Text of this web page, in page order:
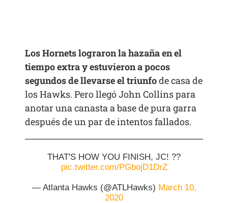
Los Hornets lograron la hazaña en el
tiempo extra y estuvieron a pocos
segundos de llevarse el triunfode casa de
los Hawks. Pero llegó John Collins para
anotar una canasta a base de pura garra
después de un par de intentos fallados.
THAT'S HOW YOU FINISH, JC! ??
pic.twitter.com/PGbojD1DrZ
— Atlanta Hawks (@ATLHawks) March 10,
2020